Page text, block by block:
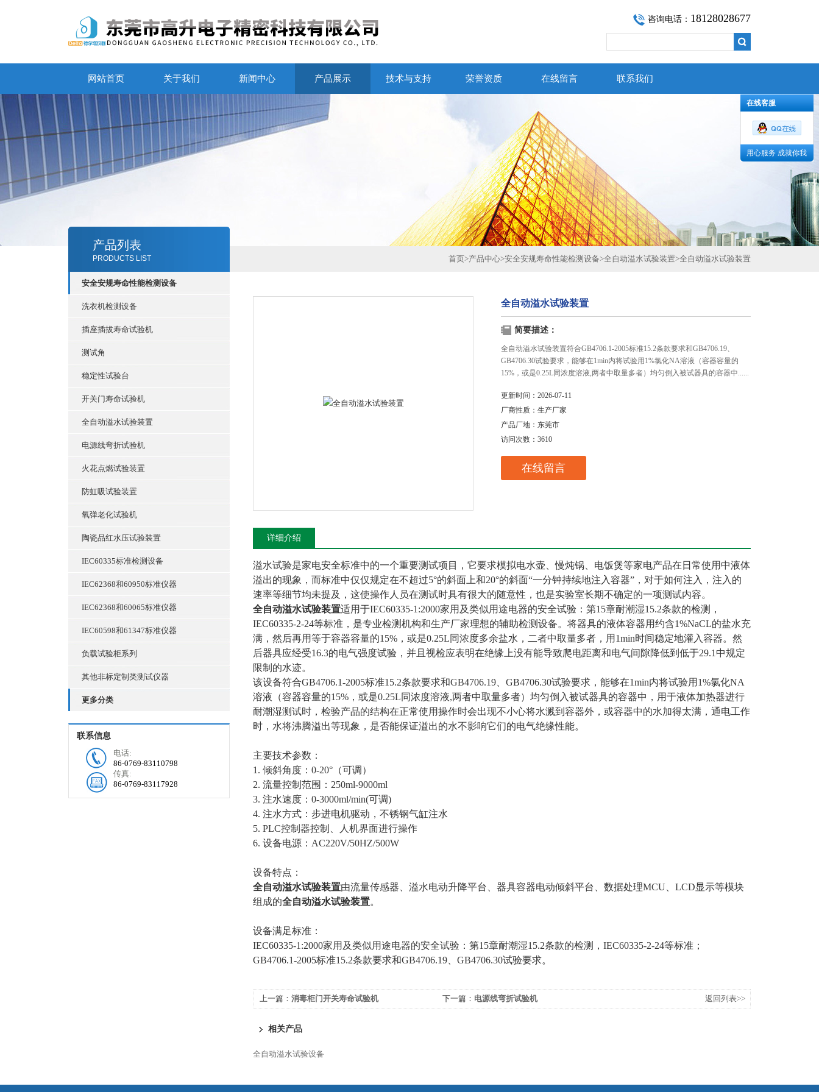
咨询电话： 18128028677
网站首页 关于我们 新闻中心 产品展示 技术与支持 荣誉资质 在线留言 联系我们
产品列表
PRODUCTS LIST
安全安规寿命性能检测设备
洗衣机检测设备
插座插拔寿命试验机
测试角
稳定性试验台
开关门寿命试验机
全自动溢水试验装置
电源线弯折试验机
火花点燃试验装置
防虹吸试验装置
氧弹老化试验机
陶瓷品红水压试验装置
IEC60335标准检测设备
IEC62368和60950标准仪器
IEC62368和60065标准仪器
IEC60598和61347标准仪器
负载试验柜系列
其他非标定制类测试仪器
更多分类
联系信息
电话:
86-0769-83110798
传真:
86-0769-83117928
首页>产品中心>安全安规寿命性能检测设备>全自动溢水试验装置>全自动溢水试验装置
全自动溢水试验装置
简要描述：
全自动溢水试验装置符合GB4706.1-2005标准15.2条款要求和GB4706.19、
GB4706.30试验要求，能够在1min内将试验用1%氯化NA溶液（容器容量的
15%，或是0.25L同浓度溶液,两者中取量多者）均匀倒入被试器具的容器中......
更新时间： 2026-07-11
厂商性质： 生产厂家
产品厂地： 东莞市
访问次数： 3610
在线留言
详细介绍
溢水试验是家电安全标准中的一个重要测试项目，它要求模拟电水壶、慢炖锅、电饭煲等家电产品在日常使用中液体
溢出的现象，而标准中仅仅规定在不超过5°的斜面上和20°的斜面“一分钟持续地注入容器”，对于如何注入，注入的
速率等细节均未提及，这使操作人员在测试时具有很大的随意性，也是实验室长期不确定的一项测试内容。
全自动溢水试验装置适用于IEC60335-1:2000家用及类似用途电器的安全试验：第15章耐潮湿15.2条款的检测，
IEC60335-2-24等标准，是专业检测机构和生产厂家理想的辅助检测设备。将器具的液体容器用约含1%NaCL的盐水充
满，然后再用等于容器容量的15%，或是0.25L同浓度多余盐水，二者中取量多者，用1min时间稳定地灌入容器。然
后器具应经受16.3的电气强度试验，并且视检应表明在绝缘上没有能导致爬电距离和电气间隙降低到低于29.1中规定
限制的水迹。
该设备符合GB4706.1-2005标准15.2条款要求和GB4706.19、GB4706.30试验要求，能够在1min内将试验用1%氯化NA
溶液（容器容量的15%，或是0.25L同浓度溶液,两者中取量多者）均匀倒入被试器具的容器中，用于液体加热器进行
耐潮湿测试时，检验产品的结构在正常使用操作时会出现不小心将水溅到容器外，或容器中的水加得太满，通电工作
时，水将沸腾溢出等现象，是否能保证溢出的水不影响它们的电气绝缘性能。
主要技术参数：
1. 倾斜角度：0-20°（可调）
2. 流量控制范围：250ml-9000ml
3. 注水速度：0-3000ml/min(可调)
4. 注水方式：步进电机驱动，不锈钢气缸注水
5. PLC控制器控制、人机界面进行操作
6. 设备电源：AC220V/50HZ/500W
设备特点：
全自动溢水试验装置由流量传感器、溢水电动升降平台、器具容器电动倾斜平台、数据处理MCU、LCD显示等模块
组成的全自动溢水试验装置。
设备满足标准：
IEC60335-1:2000家用及类似用途电器的安全试验：第15章耐潮湿15.2条款的检测，IEC60335-2-24等标准；
GB4706.1-2005标准15.2条款要求和GB4706.19、GB4706.30试验要求。
上一篇： 消毒柜门开关寿命试验机 下一篇： 电源线弯折试验机 返回列表>>
相关产品
全自动溢水试验设备
在线客服
用心服务 成就你我